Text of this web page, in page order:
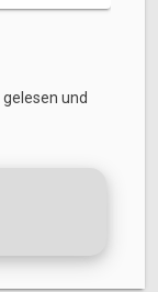
gelesen und